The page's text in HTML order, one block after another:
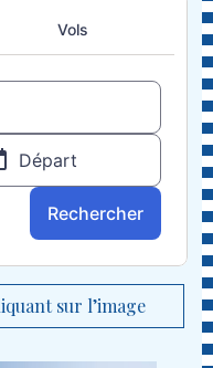
sur l’image